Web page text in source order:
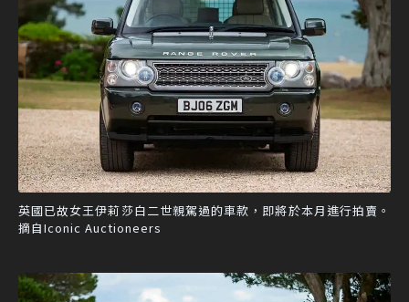
英國已故女王伊莉莎白二世親駕過的車款，即將於本月進行拍賣。
摘自Iconic Auctioneers